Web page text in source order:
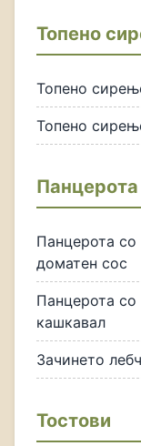
Топено
Топено
Топено
Панцерота
Панцерота
доматен сос
Панцерота со
кашкавал
Зачинето
Тостови